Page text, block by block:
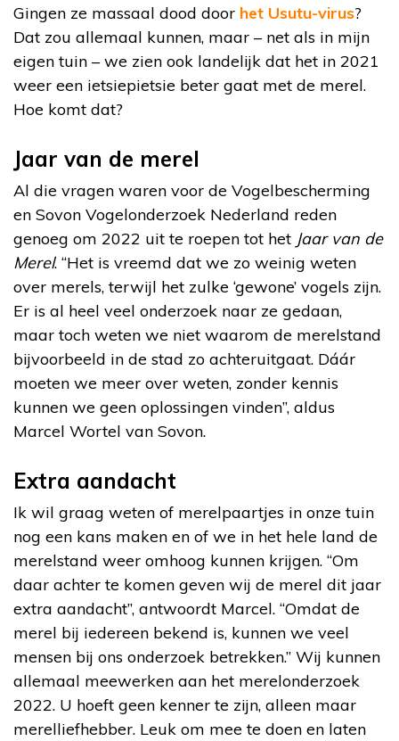
Gingen ze massaal dood door het Usutu-virus?
Dat zou allemaal kunnen, maar – net als in mijn
eigen tuin – we zien ook landelijk dat het in 2021
weer een ietsiepietsie beter gaat met de merel.
Hoe komt dat?
Jaar van de merel
Al die vragen waren voor de Vogelbescherming
en Sovon Vogelonderzoek Nederland reden
genoeg om 2022 uit te roepen tot het Jaar van de
Merel. “Het is vreemd dat we zo weinig weten
over merels, terwijl het zulke ‘gewone’ vogels zijn.
Er is al heel veel onderzoek naar ze gedaan,
maar toch weten we niet waarom de merelstand
bijvoorbeeld in de stad zo achteruitgaat. Dáár
moeten we meer over weten, zonder kennis
kunnen we geen oplossingen vinden”, aldus
Marcel Wortel van Sovon.
Extra aandacht
Ik wil graag weten of merelpaartjes in onze tuin
nog een kans maken en of we in het hele land de
merelstand weer omhoog kunnen krijgen. “Om
daar achter te komen geven wij de merel dit jaar
extra aandacht”, antwoordt Marcel. “Omdat de
merel bij iedereen bekend is, kunnen we veel
mensen bij ons onderzoek betrekken.” Wij kunnen
allemaal meewerken aan het merelonderzoek
2022. U hoeft geen kenner te zijn, alleen maar
merelliefhebber. Leuk om mee te doen en laten